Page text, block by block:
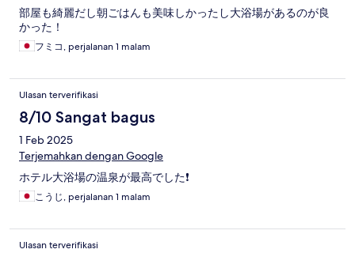
部屋も綺麗だし朝ごはんも美味しかったし大浴場があるのが良
かった！
フミコ, perjalanan 1 malam
Ulasan terverifikasi
8/10 Sangat bagus
1 Feb 2025
Terjemahkan dengan Google
ホテル大浴場の温泉が最高でした❗
こうじ, perjalanan 1 malam
Ulasan terverifikasi